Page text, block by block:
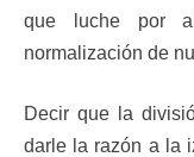
que luche por
normalización de
Decir que la
darle la razón a la